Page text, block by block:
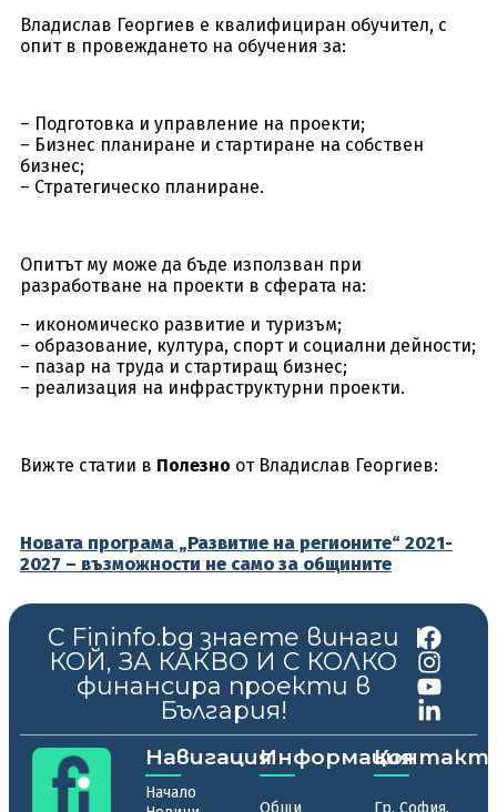
Владислав Георгиев е квалифициран обучител, с
опит в провеждането на обучения за:
– Подготовка и управление на проекти;
– Бизнес планиране и стартиране на собствен
бизнес;
– Стратегическо планиране.
Опитът му може да бъде използван при
разработване на проекти в сферата на:
– икономическо развитие и туризъм;
– образование, култура, спорт и социални дейности;
– пазар на труда и стартиращ бизнес;
– реализация на инфраструктурни проекти.
Вижте статии в Полезно от Владислав Георгиев:
Новата програма „Развитие на регионите“ 2021-
2027 – възможности не само за общините
С Fininfo.bg знаете винаги
КОЙ, ЗА КАКВО И С КОЛКО
финансира проекти в
България!
|
Навигация
Начало
Информация